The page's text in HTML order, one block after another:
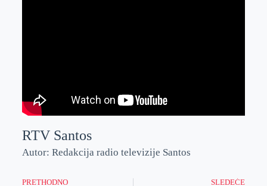
RTV Santos
Autor: Redakcija radio televizije Santos
PRETHODNO SLEDEĆE